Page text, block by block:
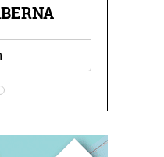
DENDA
Orereta